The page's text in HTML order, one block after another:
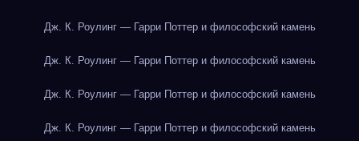
Дж. К. Роулинг — Гарри Поттер и философский камень
Дж. К. Роулинг — Гарри Поттер и философский камень
Дж. К. Роулинг — Гарри Поттер и философский камень
Дж. К. Роулинг — Гарри Поттер и философский камень